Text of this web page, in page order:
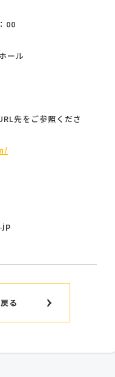
00
ール
先をご参照くださ
る